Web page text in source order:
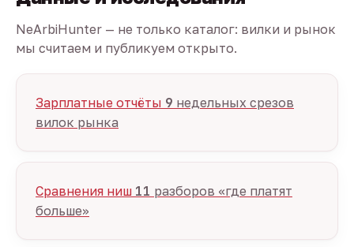
NeArbiHunter — не только каталог: вилки и рынок
мы считаем и публикуем открыто.
Зарплатные отчёты 9 недельных срезов
вилок рынка
Сравнения ниш 11 разборов «где платят
больше»